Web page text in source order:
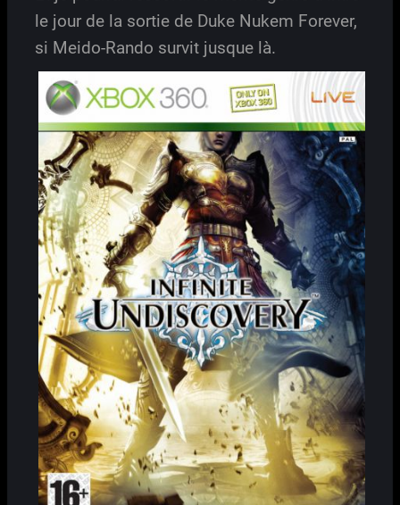
le jour de la sortie de Duke Nukem Forever,
si Meido-Rando survit jusque là.